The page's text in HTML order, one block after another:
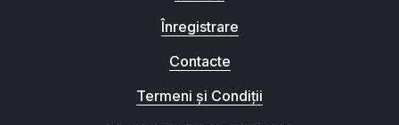
Înregistrare
Contacte
Termeni și Condiții